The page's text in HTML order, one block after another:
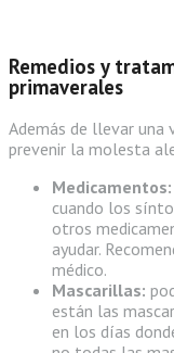
Remedios y
primaverales
Además de llevar una
prevenir la molesta
Medicamentos:
cuando los
otros
ayudar.
médico.
Mascarillas:
están las
en los días